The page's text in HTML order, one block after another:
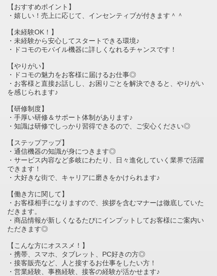
【おすすめポイント】
・嬉しい！売上に応じて、インセンティブが付きます＾＾
【未経験OK！】
・未経験から安心してスタートできる環境♪
・ドコモのモバイル機器に詳しくなれるチャンスです！
【やりがい】
・ドコモの魅力をお客様に届けるお仕事◎
・お客様と直接お話しし、お困りごとを解決できると、やりがい
を感じられます♪
【研修制度】
・手厚い研修＆サポート体制があります♪
・知識は研修でしっかり習得できるので、ご安心ください◎
【ステップアップ】
・通信機器の知識が身につきます◎
・サービス内容など多岐にわたり、日々進化していく業界で活躍
できます！
・大好きな街で、キャリアに磨きをかけられます♪
【働き方に関して】
・お客様相手になりますので、挨拶を含むマナーは徹底していた
だきます。
・商品情報が新しくなるたびにインプットしてお客様にご案内い
ただきます◎
【こんな方にオススメ！】
・携帯、スマホ、タブレット、PC好きの方◎
・接客販売など、人と接するお仕事をしたい方！
・営業経験、事務経験、接客の経験が活かせます♪